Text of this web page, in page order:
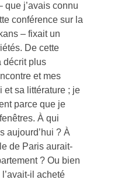
que j’avais connu
conférence sur la
– fixait un
De cette
décrit plus
et mes
et sa littérature ; je
parce que je
À qui
aujourd’hui ? À
de Paris aurait-
? Ou bien
l’avait-il acheté